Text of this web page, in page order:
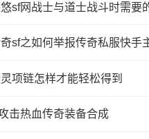
sf网战士与道士战斗时需要
sf之如何举报传奇私服快手
项链怎样才能轻松得到
击热血传奇装备合成